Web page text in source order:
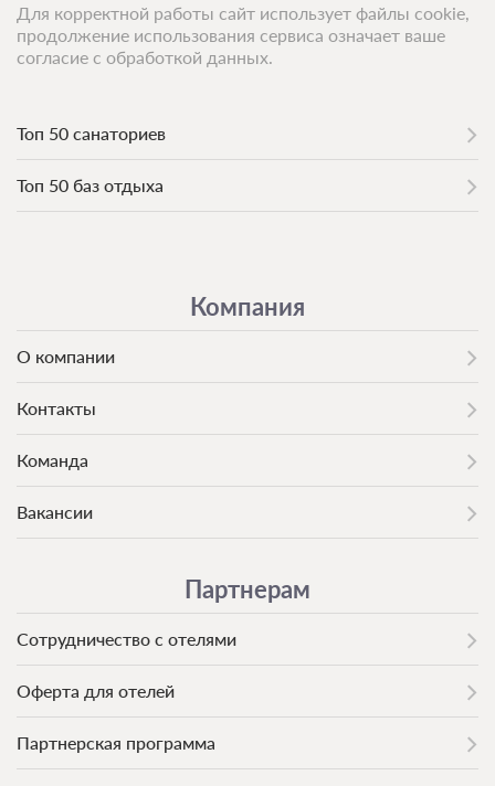
Топ 50 санаториев
Топ 50 баз отдыха
Компания
О компании
Контакты
Команда
Вакансии
Партнерам
Сотрудничество с отелями
Оферта для отелей
Партнерская программа
Для корректной работы сайт использует файлы cookie,
продолжение использования сервиса означает ваше
согласие с обработкой данных.